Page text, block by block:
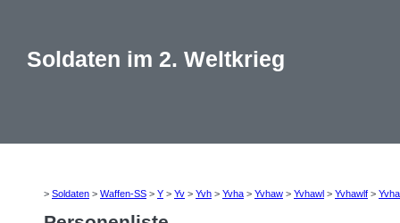
Soldaten im 2. Weltkrieg
> Soldaten > Waffen-SS > Y > Yv > Yvh > Yvha > Yvhaw > Yvhawl > Yvhawlf >